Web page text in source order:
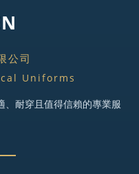
公司
Uniforms
、耐穿且值得信賴的專業服